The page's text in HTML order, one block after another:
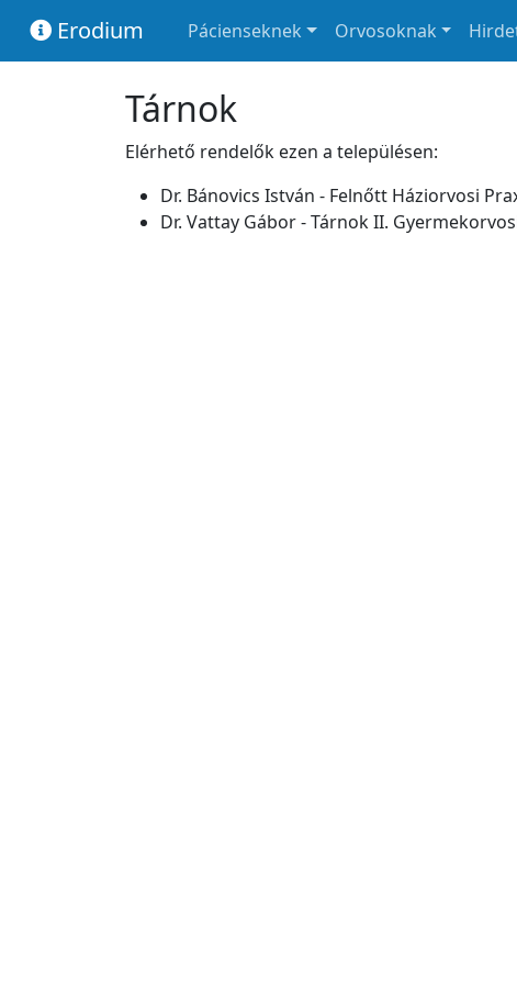
Erodium Pácienseknek Orvosoknak
Tárnok
Elérhető rendelők ezen a településen:
Dr. Bánovics István - Felnőtt Háziorvosi
Dr. Vattay Gábor - Tárnok II.